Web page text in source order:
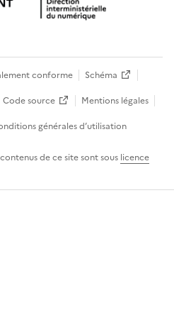
conforme
Schéma
Code source
Mentions légales
générales d’utilisation
de ce site sont sous licence